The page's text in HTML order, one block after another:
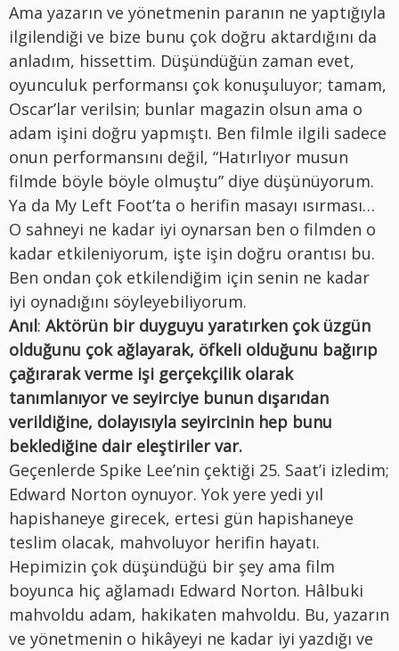
Ama yazarın ve yönetmenin paranın ne yaptığıyla
ilgilendiği ve bize bunu çok doğru aktardığını da
anladım, hissettim. Düşündüğün zaman evet,
oyunculuk performansı çok konuşuluyor; tamam,
Oscar’lar verilsin; bunlar magazin olsun ama o
adam işini doğru yapmıştı. Ben filmle ilgili sadece
onun performansını değil, “Hatırlıyor musun
filmde böyle böyle olmuştu” diye düşünüyorum.
Ya da My Left Foot’ta o herifin masayı ısırması…
O sahneyi ne kadar iyi oynarsan ben o filmden o
kadar etkileniyorum, işte işin doğru orantısı bu.
Ben ondan çok etkilendiğim için senin ne kadar
iyi oynadığını söyleyebiliyorum.
Anıl: Aktörün bir duyguyu yaratırken çok üzgün
olduğunu çok ağlayarak, öfkeli olduğunu bağırıp
çağırarak verme işi gerçekçilik olarak
tanımlanıyor ve seyirciye bunun dışarıdan
verildiğine, dolayısıyla seyircinin hep bunu
beklediğine dair eleştiriler var.
Geçenlerde Spike Lee’nin çektiği 25. Saat’i izledim;
Edward Norton oynuyor. Yok yere yedi yıl
hapishaneye girecek, ertesi gün hapishaneye
teslim olacak, mahvoluyor herifin hayatı.
Hepimizin çok düşündüğü bir şey ama film
boyunca hiç ağlamadı Edward Norton. Hâlbuki
mahvoldu adam, hakikaten mahvoldu. Bu, yazarın
ve yönetmenin o hikâyeyi ne kadar iyi yazdığı ve